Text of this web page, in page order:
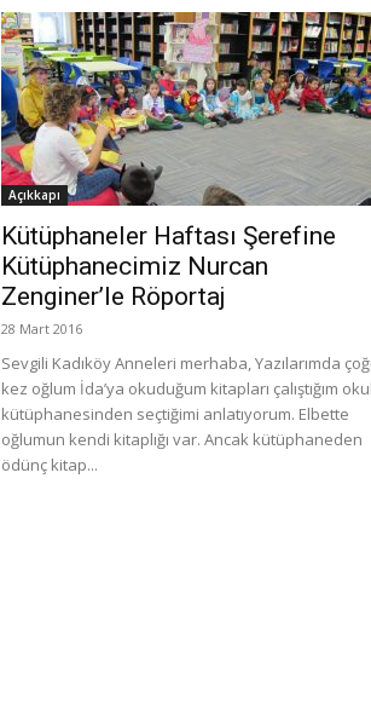
Açıkkapı
Kütüphaneler Haftası Şerefine
Kütüphanecimiz Nurcan
Zenginer’le Röportaj
28 Mart 2016
Sevgili Kadıköy Anneleri merhaba, Yazılarımda
kez oğlum İda’ya okuduğum kitapları çalıştığım
kütüphanesinden seçtiğimi anlatıyorum. Elbette
oğlumun kendi kitaplığı var. Ancak kütüphaneden
ödünç kitap...